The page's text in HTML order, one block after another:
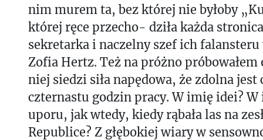
nim murem ta, bez której nie byłoby
której ręce przecho- dziła każda
sekretarka i naczelny szef ich falansteru
Zofia Hertz. Też na próżno próbowałem
niej siedzi siła napędowa, że zdolna jest
czternastu godzin pracy. W imię idei? W
uporu, jak wtedy, kiedy rąbała las na
Republice? Z głębokiej wiary w